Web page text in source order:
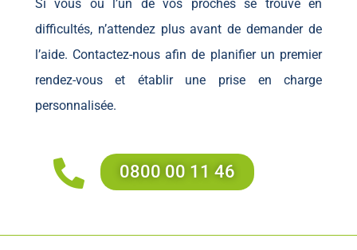
Si vous ou l’un de vos proches se trouve en
difficultés, n’attendez plus avant de demander de
l’aide. Contactez-nous afin de planifier un premier
rendez-vous et établir une prise en charge
personnalisée.
0800 00 11 46